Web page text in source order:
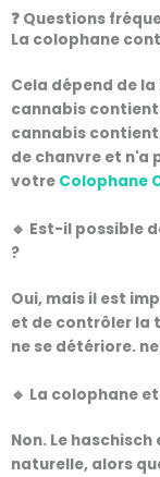
❓ Questions
La colophane
Cela dépend de
cannabis contient
cannabis
de chanvre et n'a
votre Colophane
🔹 Est-il possible
?
Oui, mais il est
et de contrôler la
ne se détériore.
🔹 La colophane
Non. Le
naturelle, alors